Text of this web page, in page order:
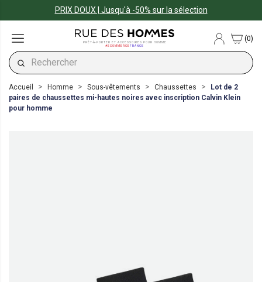
PRIX DOUX | Jusqu'à -50% sur la sélection
PRÊT-À-PORTER ET ACCESSOIRES POUR HOMME
#ECOMMERCEFRANCE
(0)
Accueil Homme Sous-vêtements Chaussettes
Lot de 2
paires de chaussettes mi-hautes noires avec inscription Calvin Klein
pour homme